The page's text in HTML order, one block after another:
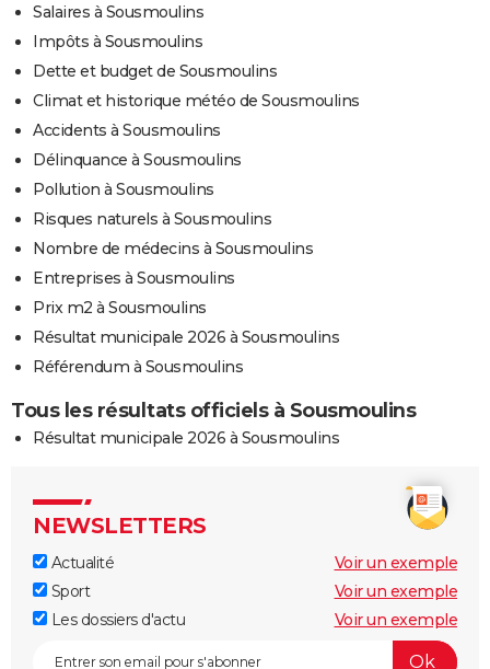
Salaires à Sousmoulins
Impôts à Sousmoulins
Dette et budget de Sousmoulins
Climat et historique météo de Sousmoulins
Accidents à Sousmoulins
Délinquance à Sousmoulins
Pollution à Sousmoulins
Risques naturels à Sousmoulins
Nombre de médecins à Sousmoulins
Entreprises à Sousmoulins
Prix m2 à Sousmoulins
Résultat municipale 2026 à Sousmoulins
Référendum à Sousmoulins
Tous les résultats officiels à Sousmoulins
Résultat municipale 2026 à Sousmoulins
NEWSLETTERS
Actualité
Voir un exemple
Sport
Voir un exemple
Les dossiers d'actu
Voir un exemple